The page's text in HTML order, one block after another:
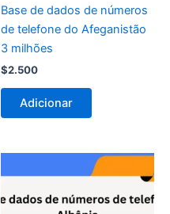
Base de dados de números
de telefone do Afeganistão
3 milhões
$2.500
Adicionar